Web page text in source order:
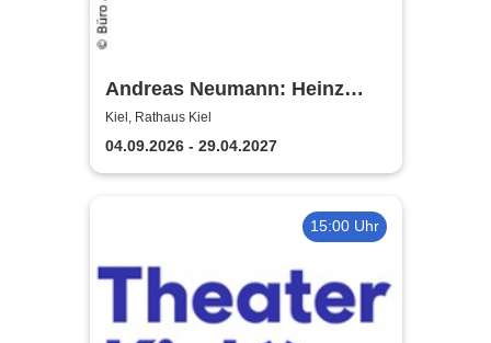
Andreas Neumann: Heinz
Erhardt Dinner Show
Kiel, Rathaus Kiel
04.09.2026 - 29.04.2027
15:00 Uhr